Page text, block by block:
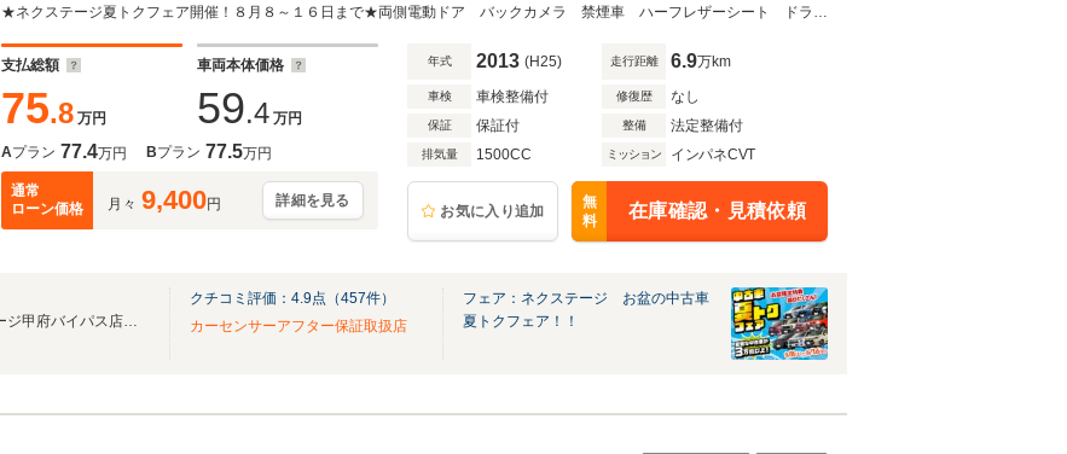
ド ビルトインETC クルコン オートライト オートエアコン
Bluetooth CD DVD再生 フルセグ
★ネクステージ夏トクフェア開催！８月８～１６日まで★両側電動ドア バックカメラ 禁煙車 ハーフレザーシート ドラレコ スマートキー ＨＩＤヘッド
支払総額
75.8 万円
車両本体価格
59.4 万円
Aプラン 77.4万円 Bプラン 77.5万円
通常
ローン価格
月々 9,400円 詳細を見る
年式 2013 (H25) 走行距離 6.9万km
車検 車検整備付 修復歴 なし
保証 保証付 整備 法定整備付
排気量 1500CC ミッション インパネCVT
お気に入り追加
無
料
在庫確認・見積依頼
☆ ★ クルマのことならネクステージ甲府バイパス店へお任せください！ ★ ☆
クチコミ評価： 4.9点（457件）
カーセンサーアフター保証取扱店
フェア：ネクステージ お盆の中古車
夏トクフェア！！